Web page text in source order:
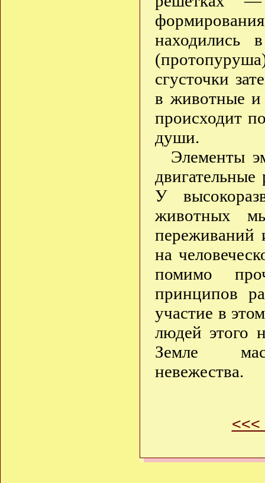
находились
сгусточки
в животные и
происходит
души.
Элементы
У
животных
переживаний
на
помимо
принципов
участие в
людей этого
Земле
невежества.
<<<